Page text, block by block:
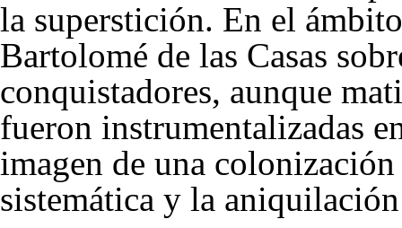
la superstición. En el
Bartolomé de las Casas
conquistadores, aunque
fueron instrumentalizadas
imagen de una
sistemática y la